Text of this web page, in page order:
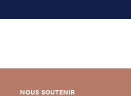
NOUS SOUTENIR